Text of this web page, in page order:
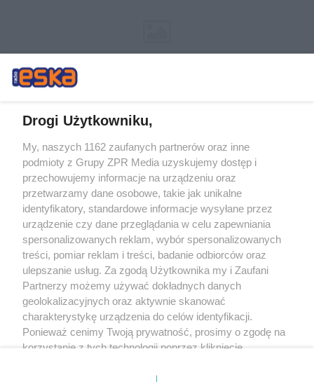
Żaden utwór zamieszczony w serwisie nie może być powielany i
rozpowszechniany lub dalej rozpowszechniany w jakikolwiek sposób (w
tym także elektroniczny lub mechaniczny) na jakimkolwiek polu
eksploatacji w jakiejkolwiek formie, włącznie z umieszczaniem w Internecie
bez pisemnej zgody właściciela praw. Jakiekolwiek użycie lub
wykorzystanie utworów w całości lub w części z naruszeniem prawa, tzn.
bez właściwej zgody, jest zabronione pod groźbą kary i może być ścigane
prawnie.
O nas
Drogi Użytkowniku,
My, naszych 1162 zaufanych partnerów oraz inne
podmioty z Grupy ZPR Media uzyskujemy dostęp i
przechowujemy informacje na urządzeniu oraz
przetwarzamy dane osobowe, takie jak unikalne
identyfikatory, standardowe informacje wysyłane przez
urządzenie czy dane przeglądania w celu zapewniania
spersonalizowanych reklam, wybór spersonalizowanych
treści, pomiar reklam i treści, badanie odbiorców oraz
ulepszanie usług. Za zgodą Użytkownika my i Zaufani
Partnerzy możemy używać dokładnych danych
geolokalizacyjnych oraz aktywnie skanować
charakterystykę urządzenia do celów identyfikacji.
Ponieważ cenimy Twoją prywatność, prosimy o zgodę na
korzystanie z tych technologii poprzez kliknięcie
zmienić/wycofać klikając przycisk ustawień prywatności